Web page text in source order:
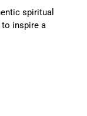
spiritual
inspire a